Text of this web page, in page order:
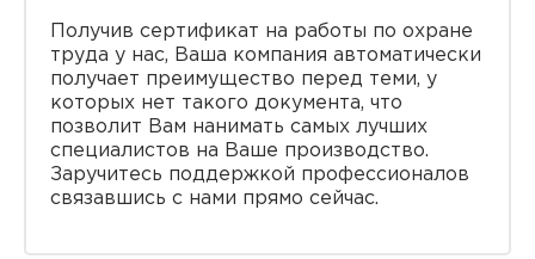
Получив сертификат на работы по охране
труда у нас, Ваша компания автоматически
получает преимущество перед теми, у
которых нет такого документа, что
позволит Вам нанимать самых лучших
специалистов на Ваше производство.
Заручитесь поддержкой профессионалов
связавшись с нами прямо сейчас.